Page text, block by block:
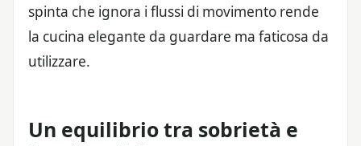
spinta che ignora i flussi di movimento rende
la cucina elegante da guardare ma faticosa da
utilizzare.
Un equilibrio tra sobrietà e